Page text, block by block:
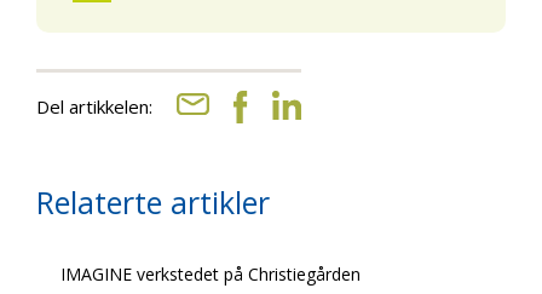
Del artikkelen:
Relaterte artikler
IMAGINE verkstedet på Christiegården